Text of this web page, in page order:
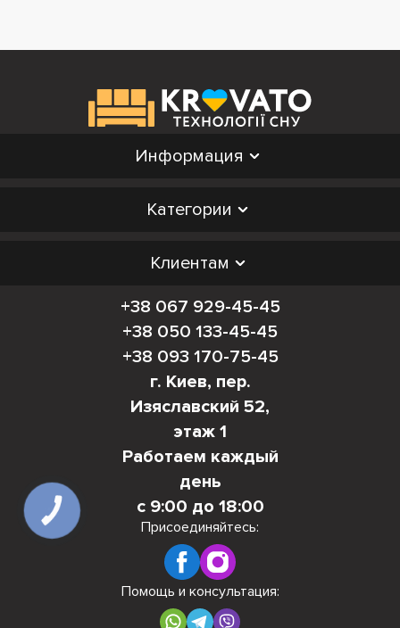
Информация
Категории
Клиентам
+38 067 929-45-45
+38 050 133-45-45
+38 093 170-75-45
г. Киев, пер.
Изяславский 52,
этаж 1
Работаем каждый
день
с 9:00 до 18:00
Присоединяйтесь:
Помощь и консультация:
КНОПКА
СВЯЗИ